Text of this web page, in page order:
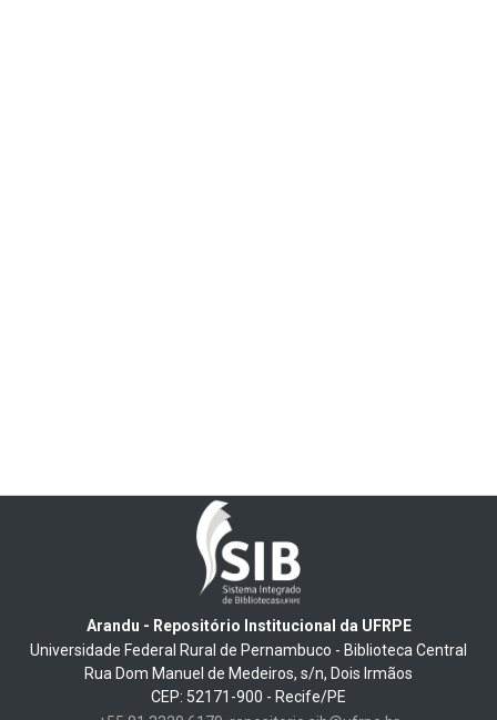
Arandu - Repositório Institucional da UFRPE
Universidade Federal Rural de Pernambuco - Biblioteca Central
Rua Dom Manuel de Medeiros, s/n, Dois Irmãos
CEP: 52171-900 - Recife/PE